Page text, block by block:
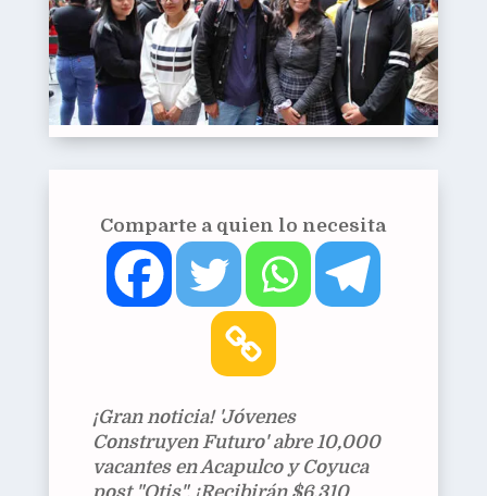
Comparte a quien lo necesita
¡Gran noticia! 'Jóvenes
Construyen Futuro' abre 10,000
vacantes en Acapulco y Coyuca